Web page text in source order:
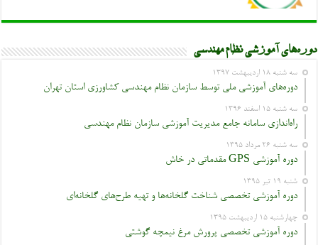
دوره‌های آموزشی نظام مهندسی
سه شنبه ۱۸ اردیبهشت ۱۳۹۷
دوره‌های آموزشی ملی توسط سازمان نظام مهندسی کشاورزی استان تهران
سه شنبه ۱۵ اسفند ۱۳۹۶
راه‌اندازی سامانه جامع مدیریت آموزشی سازمان نظام مهندسی
سه شنبه ۲۶ مرداد ۱۳۹۵
دوره آموزشی GPS مقدماتی در خاش
شنبه ۱۹ تیر ۱۳۹۵
دوره آموزشی تخصصی شناخت گلخانه‌ها و تهیه طرح‌های گلخانه‌ای
چهارشنبه ۱۵ اردیبهشت ۱۳۹۵
دوره آموزشی تخصصی پرورش مرغ نیمچه گوشتی